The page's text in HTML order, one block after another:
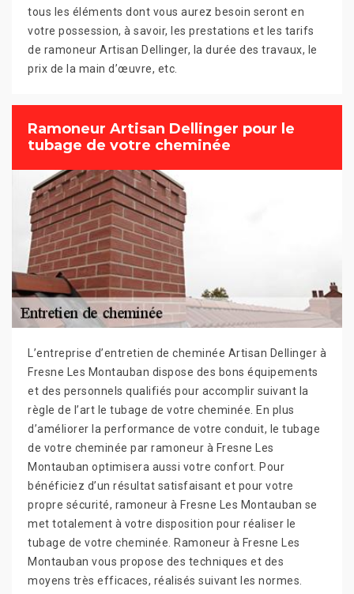
tous les éléments dont vous aurez besoin seront en
votre possession, à savoir, les prestations et les tarifs
de ramoneur Artisan Dellinger, la durée des travaux, le
prix de la main d’œuvre, etc.
Ramoneur Artisan Dellinger pour le
tubage de votre cheminée
L’entreprise d’entretien de cheminée Artisan Dellinger à
Fresne Les Montauban dispose des bons équipements
et des personnels qualifiés pour accomplir suivant la
règle de l’art le tubage de votre cheminée. En plus
d’améliorer la performance de votre conduit, le tubage
de votre cheminée par ramoneur à Fresne Les
Montauban optimisera aussi votre confort. Pour
bénéficiez d’un résultat satisfaisant et pour votre
propre sécurité, ramoneur à Fresne Les Montauban se
met totalement à votre disposition pour réaliser le
tubage de votre cheminée. Ramoneur à Fresne Les
Montauban vous propose des techniques et des
moyens très efficaces, réalisés suivant les normes.